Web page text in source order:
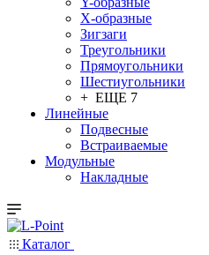
X-образные
Зигзаги
Треугольники
Прямоугольники
Шестиугольники
+ ЕЩЕ 7
Линейные
Подвесные
Встраиваемые
Модульные
Накладные
Каталог